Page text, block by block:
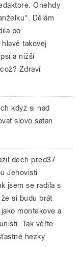
Onehdy
Dělám
po
takovej
a nižší
Zdraví
kdyz si nad
slovo satan
dech pred37
Jehovisti
jsem se radila s
si budu brát
montekove a
Tak věřte
hezky